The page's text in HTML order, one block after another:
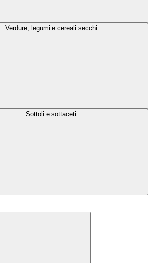
Verdure, legumi e cereali secchi
Sottoli e sottaceti